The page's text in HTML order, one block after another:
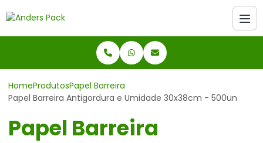
HomeProdutosPapel Barreira
Papel Barreira Antigordura e Umidade 30x38cm - 500un
Papel Barreira